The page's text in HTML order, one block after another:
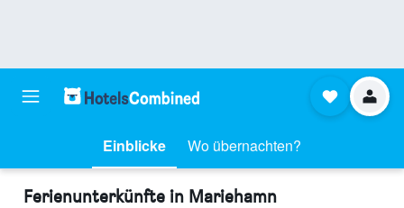
Einblicke Wo übernachten?
Ferienunterkünfte in Mariehamn